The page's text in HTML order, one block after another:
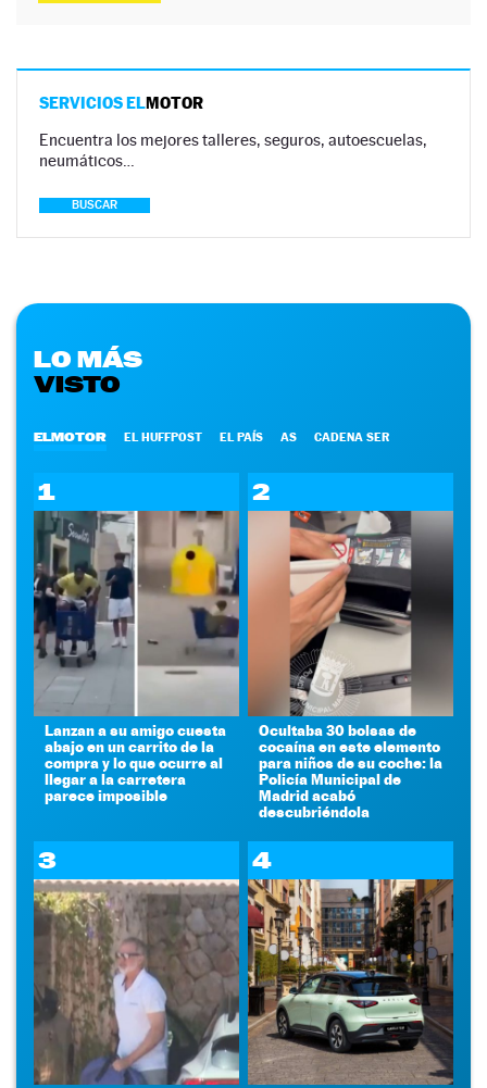
SERVICIOS ELMOTOR
Encuentra los mejores talleres, seguros, autoescuelas,
neumáticos…
BUSCAR
LO MÁS
VISTO
ELMOTOR EL HUFFPOST EL PAÍS AS CADENA SER
1
Lanzan a su amigo cuesta
abajo en un carrito de la
compra y lo que ocurre al
llegar a la carretera
parece imposible
2
Ocultaba 30 bolsas de
cocaína en este elemento
para niños de su coche: la
Policía Municipal de
Madrid acabó
descubriéndola
3 4